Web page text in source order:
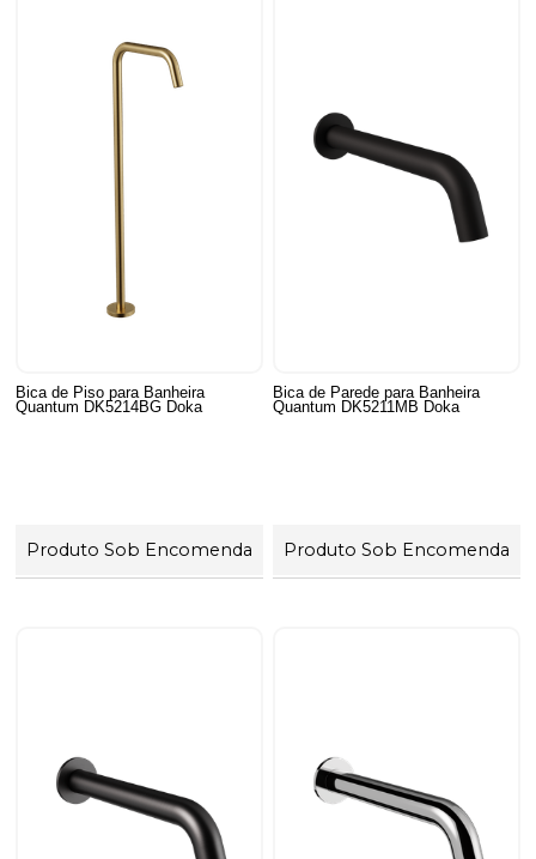
Bica de Piso para Banheira
Quantum DK5214BG Doka
Produto Sob Encomenda
Bica de Parede para Banheira
Quantum DK5211MB Doka
Produto Sob Encomenda